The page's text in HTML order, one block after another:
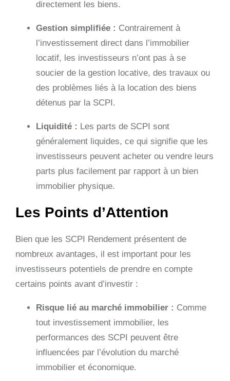
directement les biens.
Gestion simplifiée : Contrairement à
l’investissement direct dans l’immobilier
locatif, les investisseurs n’ont pas à se
soucier de la gestion locative, des travaux ou
des problèmes liés à la location des biens
détenus par la SCPI.
Liquidité : Les parts de SCPI sont
généralement liquides, ce qui signifie que les
investisseurs peuvent acheter ou vendre leurs
parts plus facilement par rapport à un bien
immobilier physique.
Les Points d’Attention
Bien que les SCPI Rendement présentent de
nombreux avantages, il est important pour les
investisseurs potentiels de prendre en compte
certains points avant d’investir :
Risque lié au marché immobilier : Comme
tout investissement immobilier, les
performances des SCPI peuvent être
influencées par l’évolution du marché
immobilier et économique.